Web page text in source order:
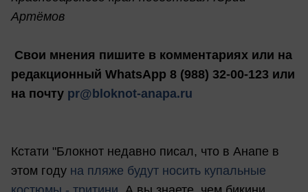
Артёмов
Свои мнения пишите в комментариях или на
редакционный WhatsApp 8 (988) 32-00-123 или
на почту pr@bloknot-anapa.ru
Кстати "Блокнот недавно писал, что в Анапе в
этом году на пляже будут носить купальные